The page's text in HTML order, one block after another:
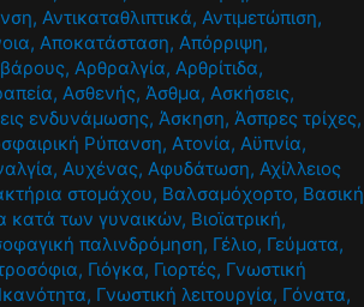
, Αντικαταθλιπτικά, Αντιμετώπιση,
, Αποκατάσταση, Απόρριψη,
, Αρθραλγία, Αρθρίτιδα,
, Ασθενής, Άσθμα, Ασκήσεις,
ενδυνάμωσης, Άσκηση, Άσπρες τρίχες,
Ρύπανση, Ατονία, Αϋπνία,
, Αυχένας, Αφυδάτωση, Αχίλλειος
στομάχου, Βαλσαμόχορτο, Βασική
κατά των γυναικών, Βιοϊατρική,
παλινδρόμηση, Γέλιο, Γεύματα,
, Γιόγκα, Γιορτές, Γνωστική
, Γνωστική λειτουργία, Γόνατα,